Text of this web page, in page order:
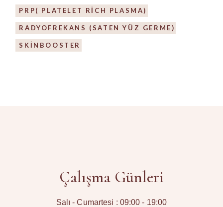
PRP( PLATELET RICH PLASMA)
RADYOFREKANS (SATEN YÜZ GERME)
SKİNBOOSTER
Çalışma Günleri
Salı - Cumartesi : 09:00 - 19:00